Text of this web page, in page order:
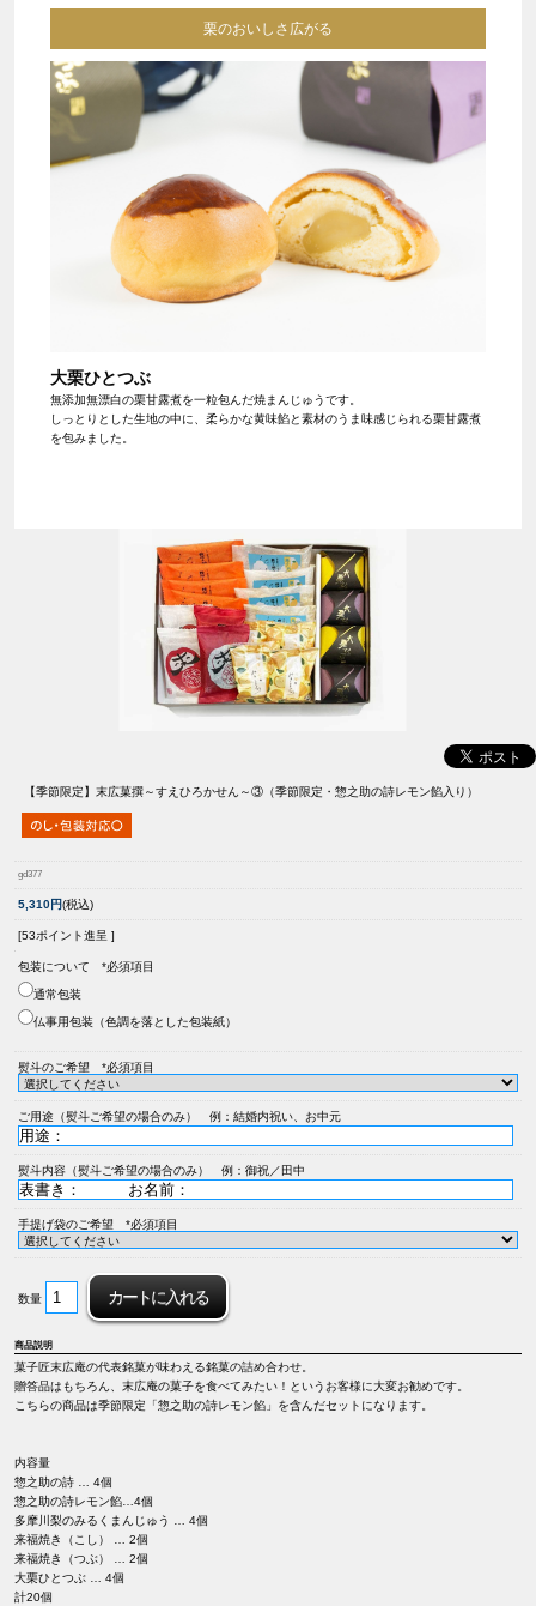
栗のおいしさ広がる
大栗ひとつぶ
無添加無漂白の栗甘露煮を一粒包んだ焼まんじゅうです。
しっとりとした生地の中に、柔らかな黄味餡と素材のうま味感じられる栗甘露煮
を包みました。
【季節限定】 末広菓撰～すえひろかせん～③（季節限定・惣之助の詩レモン餡入り）
gd377
5,310円(税込)
[53ポイント進呈 ]
包装について *必須項目
通常包装
仏事用包装（色調を落とした包装紙）
熨斗のご希望 *必須項目
ご用途（熨斗ご希望の場合のみ） 例：結婚内祝い、お中元
熨斗内容（熨斗ご希望の場合のみ） 例：御祝／田中
手提げ袋のご希望 *必須項目
数量
商品説明
菓子匠末広庵の代表銘菓が味わえる銘菓の詰め合わせ。
贈答品はもちろん、末広庵の菓子を食べてみたい！というお客様に大変お勧めです。
こちらの商品は季節限定「惣之助の詩レモン餡」を含んだセットになります。
内容量
惣之助の詩 … 4個
惣之助の詩レモン餡…4個
多摩川梨のみるくまんじゅう … 4個
来福焼き（こし） … 2個
来福焼き（つぶ） … 2個
大栗ひとつぶ … 4個
計20個